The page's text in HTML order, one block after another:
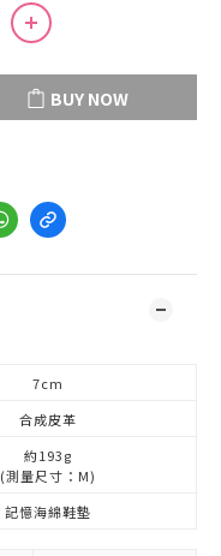
BUY NOW
7cm
合成皮革
約193g
(測量尺寸：M)
記憶海綿鞋墊